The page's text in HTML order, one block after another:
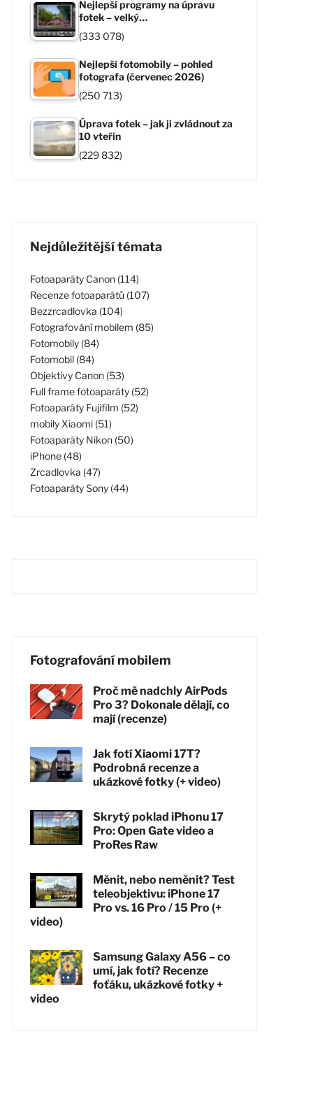
Nejlepší programy na úpravu
fotek – velký…
(333 078)
Nejlepší fotomobily – pohled
fotografa (červenec 2026)
(250 713)
Úprava fotek – jak ji zvládnout za
10 vteřin
(229 832)
Nejdůležitější témata
Fotoaparáty Canon (114)
Recenze fotoaparátů (107)
Bezzrcadlovka (104)
Fotografování mobilem (85)
Fotomobily (84)
Fotomobil (84)
Objektivy Canon (53)
Full frame fotoaparáty (52)
Fotoaparáty Fujifilm (52)
mobily Xiaomi (51)
Fotoaparáty Nikon (50)
iPhone (48)
Zrcadlovka (47)
Fotoaparáty Sony (44)
Fotografování mobilem
Proč mě nadchly AirPods
Pro 3? Dokonale dělají, co
mají (recenze)
Jak fotí Xiaomi 17T?
Podrobná recenze a
ukázkové fotky (+ video)
Skrytý poklad iPhonu 17
Pro: Open Gate video a
ProRes Raw
Měnit, nebo neměnit? Test
teleobjektivu: iPhone 17
Pro vs. 16 Pro / 15 Pro (+
video)
Samsung Galaxy A56 – co
umí, jak fotí? Recenze
foťáku, ukázkové fotky +
video